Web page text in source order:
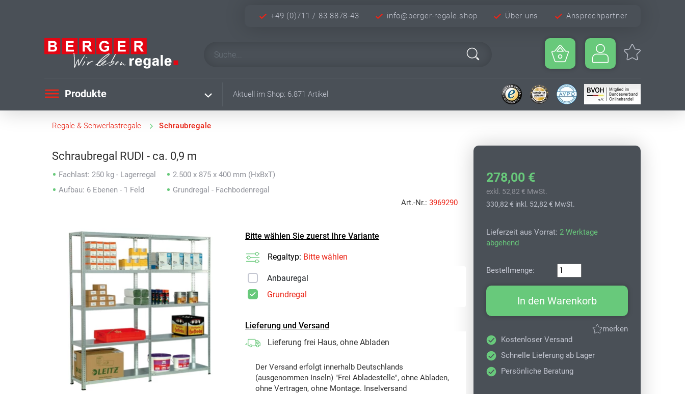
+49 (0)711 / 83 8878-43 info@berger-regale.shop Über uns Ansprechpartner
Produkte Aktuell im Shop: 6.871 Artikel
Regale & Schwerlastregale Schraubregale
Schraubregal RUDI - ca. 0,9 m
Fachlast: 250 kg - Lagerregal
Aufbau: 6 Ebenen - 1 Feld
2.500 x 875 x 400 mm (HxBxT)
Grundregal - Fachbodenregal
Art.-Nr.:3969290
Bitte wählen Sie zuerst Ihre Variante
Regaltyp: Bitte wählen
Anbauregal
Grundregal
Lieferung und Versand
Lieferung frei Haus, ohne Abladen
Der Versand erfolgt innerhalb Deutschlands
(ausgenommen Inseln) "Frei Abladestelle", ohne Abladen,
ohne Vertragen, ohne Montage. Inselversand
278,00 €
exkl. 52,82 € MwSt.
330,82 € inkl. 52,82 € MwSt.
Lieferzeit aus Vorrat: 2 Werktage
abgehend
Bestellmenge:
In den Warenkorb
merken
Kostenloser Versand
Schnelle Lieferung ab Lager
Persönliche Beratung